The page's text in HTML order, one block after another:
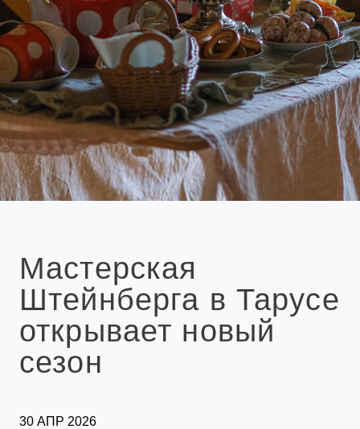
Мастерская
Штейнберга в Тарусе
открывает новый
сезон
30 АПР 2026